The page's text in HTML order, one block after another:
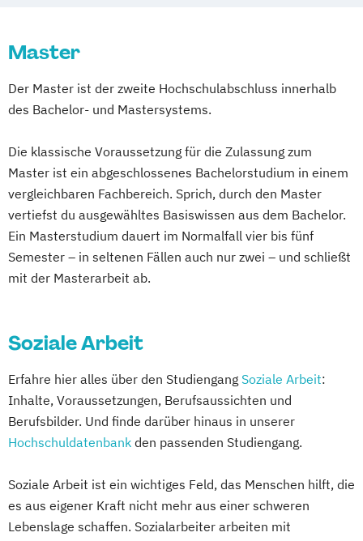
Logopädie
Medizintechnik Pflege
Pflegemanagement Pflegepädagogik
Public Health Pädagogik Pädagogik
Bildungsberatung und Leitung
Soziale Arbeit Sozialmanagement
Pflegewissenschaft
Master
Der Master ist der zweite Hochschulabschluss innerhalb
des Bachelor- und Mastersystems.
Die klassische Voraussetzung für die Zulassung zum
Master ist ein abgeschlossenes Bachelorstudium in einem
vergleichbaren Fachbereich. Sprich, durch den Master
vertiefst du ausgewähltes Basiswissen aus dem Bachelor.
Ein Masterstudium dauert im Normalfall vier bis fünf
Semester – in seltenen Fällen auch nur zwei – und schließt
mit der Masterarbeit ab.
Soziale Arbeit
Erfahre hier alles über den Studiengang Soziale Arbeit:
Inhalte, Voraussetzungen, Berufsaussichten und
Berufsbilder. Und finde darüber hinaus in unserer
Hochschuldatenbank den passenden Studiengang.
Soziale Arbeit ist ein wichtiges Feld, das Menschen hilft, die
es aus eigener Kraft nicht mehr aus einer schweren
Lebenslage schaffen. Sozialarbeiter arbeiten mit